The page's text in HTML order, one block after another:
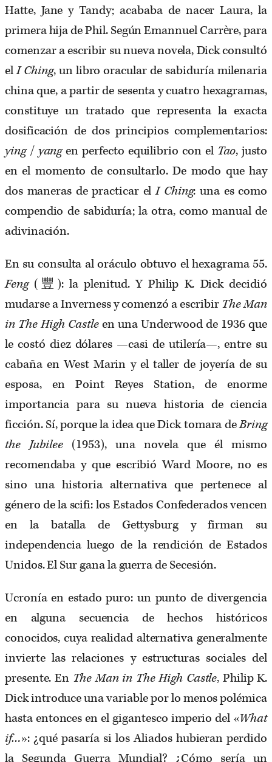
Hatte, Jane y Tandy; acababa de nacer Laura, la
primera hija de Phil. Según Emannuel Carrère, para
comenzar a escribir su nueva novela, Dick consultó
elI Ching, un libro oracular de sabiduría milenaria
china que, a partir de sesenta y cuatro hexagramas,
constituye un tratado que representa la exacta
dosificación de dos principios complementarios:
ying/ yangen perfecto equilibrio con el Tao, justo
en el momento de consultarlo. De modo que hay
dos maneras de practicar elI Ching: una es como
compendio de sabiduría; la otra, como manual de
adivinación.
En su consulta al oráculo obtuvo el hexagrama 55.
Feng(豐): la plenitud. Y Philip K. Dick decidió
mudarse a Inverness y comenzó a escribirThe Man
in The High Castleen una Underwood de 1936 que
le costó diez dólares —casi de utilería—, entre su
cabaña en West Marin y el taller de joyería de su
esposa, en Point Reyes Station, de enorme
importancia para su nueva historia de ciencia
ficción. Sí, porque la idea que Dick tomara deBring
the Jubilee(1953), una novela que él mismo
recomendaba y que escribió Ward Moore, no es
sino una historia alternativa que pertenece al
género de la scifi: los Estados Confederados vencen
en la batalla de Gettysburg y firman su
independencia luego de la rendición de Estados
Unidos. El Sur gana la guerra de Secesión.
Ucronía en estado puro: un punto de divergencia
en alguna secuencia de hechos históricos
conocidos, cuya realidad alternativa generalmente
invierte las relaciones y estructuras sociales del
presente. En The Man in The High Castle, Philip K.
Dick introduce una variable por lo menos polémica
hasta entonces en el gigantesco imperio del «What
if…»: ¿qué pasaría si los Aliados hubieran perdido
la Segunda Guerra Mundial? ¿Cómo sería un